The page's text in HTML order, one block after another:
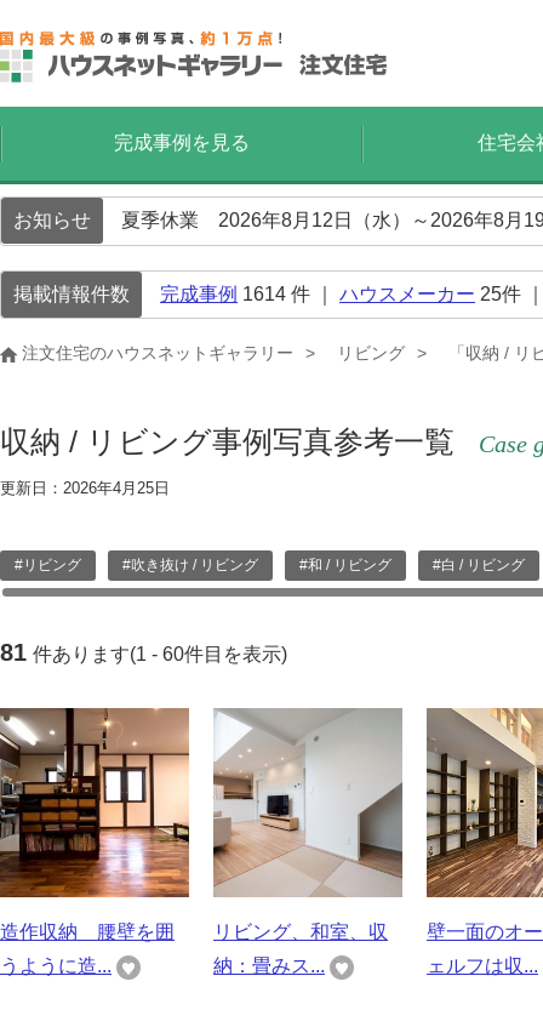
完成事例を見る 住宅会
お知らせ 夏季休業 2026年8月12日（水）～2026年8月
掲載情報件数 完成事例 1614 件 ｜ ハウスメーカー 25件
注文住宅のハウスネットギャラリー リビング 「収納 / リ
収納 / リビング事例写真参考一覧 Case
更新日：2026年4月25日
#リビング #吹き抜け / リビング #和 / リビング #白 / リビング
81 件あります(1 - 60件目を表示)
造作収納 腰壁を囲
うように造...
リビング、和室、収
納：畳みス...
壁一面のオ
ェルフは収...